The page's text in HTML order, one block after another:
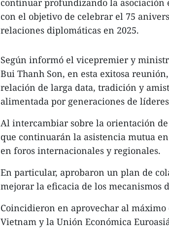
continuar profundizando la asociación
con el objetivo de celebrar el 75
relaciones diplomáticas en 2025.
Según informó el vicepremier y
Bui Thanh Son, en esta exitosa
relación de larga data, tradición y
alimentada por generaciones de
Al intercambiar sobre la orientación
que continuarán la asistencia mutua
en foros internacionales y regionales.
En particular, aprobaron un plan de
mejorar la eficacia de los mecanismos
Coincidieron en aprovechar al
Vietnam y la Unión Económica